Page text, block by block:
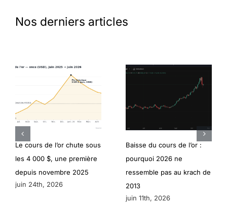
Nos derniers articles
Le cours de l’or chute sous
les 4 000 $, une première
depuis novembre 2025
juin 24th, 2026
Baisse du cours de l’or :
pourquoi 2026 ne
ressemble pas au krach de
2013
juin 11th, 2026